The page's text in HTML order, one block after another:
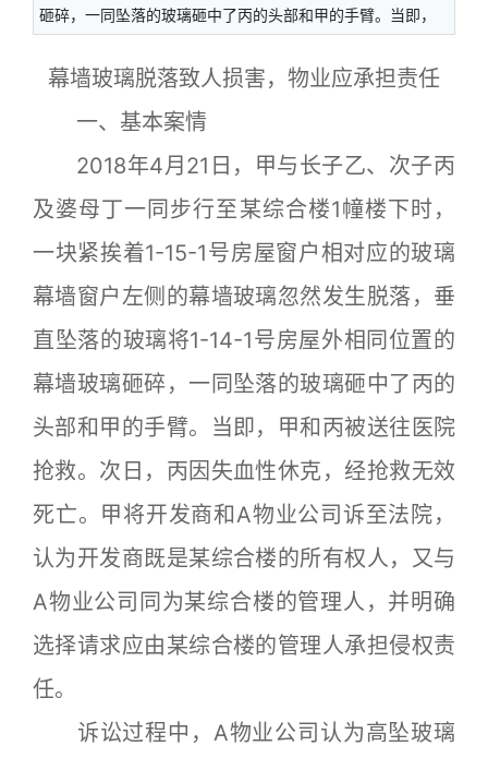
砸碎，一同坠落的玻璃砸中了丙的头部和甲的手臂。当即，
幕墙玻璃脱落致人损害，物业应承担责任
一、基本案情
2018年4月21日，甲与长子乙、次子丙
及婆母丁一同步行至某综合楼1幢楼下时，
一块紧挨着1-15-1号房屋窗户相对应的玻璃
幕墙窗户左侧的幕墙玻璃忽然发生脱落，垂
直坠落的玻璃将1-14-1号房屋外相同位置的
幕墙玻璃砸碎，一同坠落的玻璃砸中了丙的
头部和甲的手臂。当即，甲和丙被送往医院
抢救。次日，丙因失血性休克，经抢救无效
死亡。甲将开发商和A物业公司诉至法院，
认为开发商既是某综合楼的所有权人，又与
A物业公司同为某综合楼的管理人，并明确
选择请求应由某综合楼的管理人承担侵权责
任。
诉讼过程中，A物业公司认为高坠玻璃